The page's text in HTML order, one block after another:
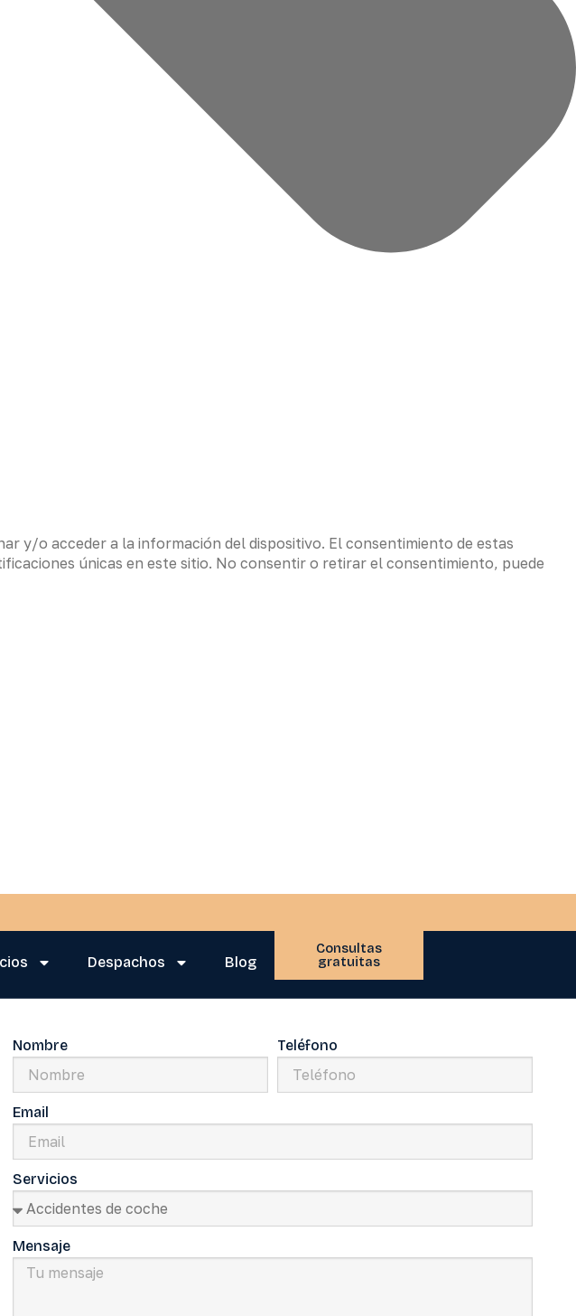
y/o acceder a la información del dispositivo. El consentimiento de estas
únicas en este sitio. No consentir o retirar el consentimiento, puede
Despachos Blog
Consultas
gratuitas
Nombre Teléfono
Email
Servicios
Mensaje